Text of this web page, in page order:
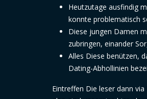
Heutzutage ausfindig
konnte problematisch
Diese jungen Damen
zubringen, einander
Alles Diese benützen,
Dating-Abhollinien
Eintreffen Die leser dann